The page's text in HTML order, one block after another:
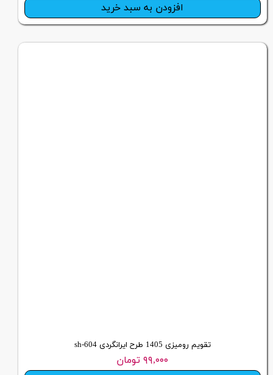
افزودن به سبد خرید
تقویم رومیزی 1405 طرح ایرانگردی sh-604
۹۹,۰۰۰ تومان